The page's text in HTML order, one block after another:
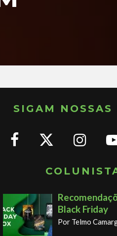
SIGAM NOSSAS
Black Friday
Por Telmo